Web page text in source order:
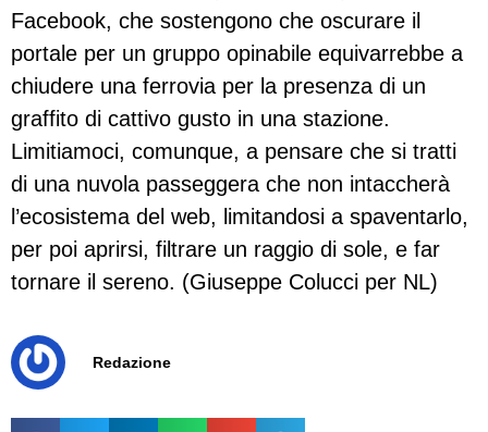
Facebook, che sostengono che oscurare il
portale per un gruppo opinabile equivarrebbe a
chiudere una ferrovia per la presenza di un
graffito di cattivo gusto in una stazione.
Limitiamoci, comunque, a pensare che si tratti
di una nuvola passeggera che non intaccherà
l’ecosistema del web, limitandosi a spaventarlo,
per poi aprirsi, filtrare un raggio di sole, e far
tornare il sereno. (Giuseppe Colucci per NL)
Redazione